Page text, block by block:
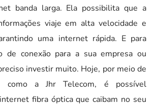
banda larga. Ela possibilita que a
viaje em alta velocidade e
uma internet rápida. E para
de conexão para a sua empresa ou
investir muito. Hoje, por meio de
como a Jhr Telecom, é possível
fibra óptica que caibam no seu